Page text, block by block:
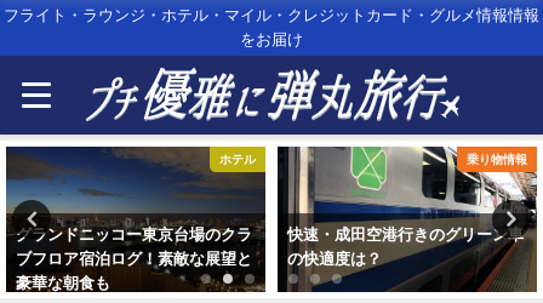
フライト・ラウンジ・ホテル・マイル・クレジットカード・グルメ情報情報
をお届け
乗り物情報
快速・成田空港行きのグリーン車
の快適度は？
ホテル
グランドニッコー東京台場のプレ
ミアムな朝食ブッフェで１日をス
タートする。